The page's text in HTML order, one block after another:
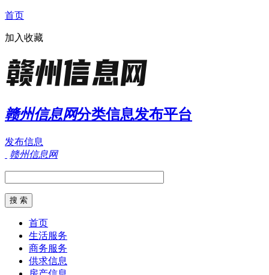
首页
加入收藏
赣州信息网分类信息发布平台
发布信息
赣州信息网
首页
生活服务
商务服务
供求信息